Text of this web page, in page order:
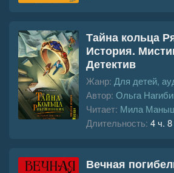
Тайна кольца
История.
Детектив
Жанр: Для детей,
Автор: Ольга
Читает: Мила
Длительность: 4 ч.
Вечная